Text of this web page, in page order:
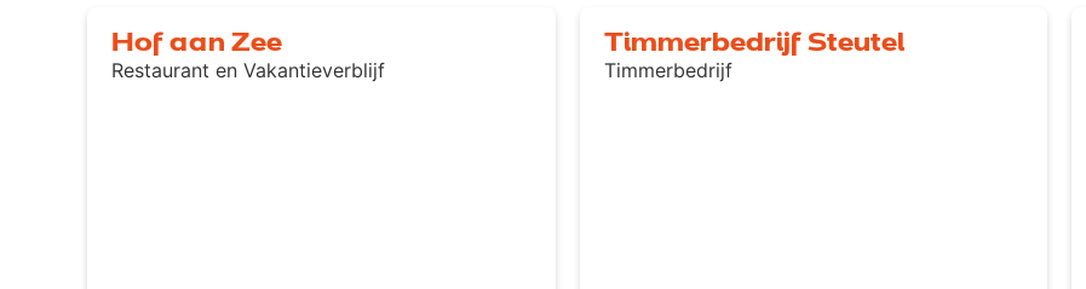
Hof aan Zee
Restaurant en Vakantieverblijf
Timmerbedrijf Steutel
Timmerbedrijf